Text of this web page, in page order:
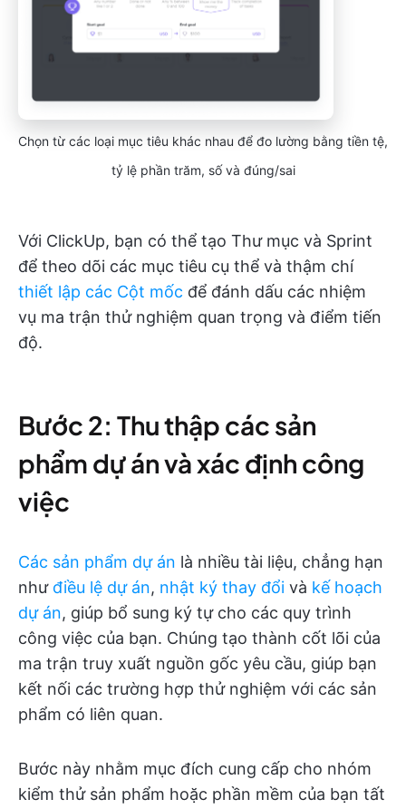
Chọn từ các loại mục tiêu khác nhau để đo lường bằng tiền tệ,
tỷ lệ phần trăm, số và đúng/sai
Với ClickUp, bạn có thể tạo Thư mục và Sprint
để theo dõi các mục tiêu cụ thể và thậm chí
thiết lập các Cột mốc để đánh dấu các nhiệm
vụ ma trận thử nghiệm quan trọng và điểm tiến
độ.
Bước 2: Thu thập các sản
phẩm dự án và xác định công
việc
Các sản phẩm dự án là nhiều tài liệu, chẳng hạn
như điều lệ dự án, nhật ký thay đổi và kế hoạch
dự án, giúp bổ sung ký tự cho các quy trình
công việc của bạn. Chúng tạo thành cốt lõi của
ma trận truy xuất nguồn gốc yêu cầu, giúp bạn
kết nối các trường hợp thử nghiệm với các sản
phẩm có liên quan.
Bước này nhằm mục đích cung cấp cho nhóm
kiểm thử sản phẩm hoặc phần mềm của bạn tất